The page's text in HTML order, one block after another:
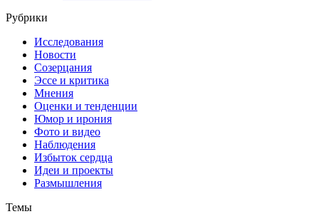
Рубрики
Исследования
Новости
Созерцания
Эссе и критика
Мнения
Оценки и тенденции
Юмор и ирония
Фото и видео
Наблюдения
Избыток сердца
Идеи и проекты
Размышления
Темы